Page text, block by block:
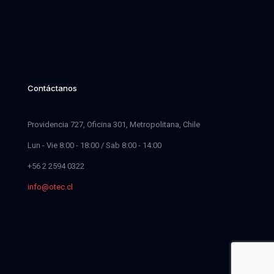
Contáctanos
Providencia 727, Oficina 301, Metropolitana, Chile
Lun - Vie 8:00 - 18:00 / Sab 8:00 - 14:00
+56 2 2594 0322
info@otec.cl